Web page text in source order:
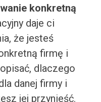
konkretną
daje ci
że jesteś
firmę i
dlaczego
danej firmy i
jej przynieść.